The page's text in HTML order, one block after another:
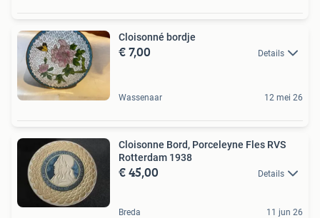
Cloisonné bordje
€ 7,00 Details
Wassenaar 12 mei 26
Cloisonne Bord, Porceleyne Fles RVS
Rotterdam 1938
€ 45,00 Details
Breda 11 jun 26